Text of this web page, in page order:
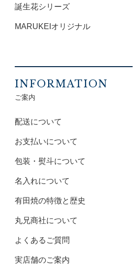
誕生花シリーズ
MARUKEIオリジナル
INFORMATION
ご案内
配送について
お支払いについて
包装・熨斗について
名入れについて
有田焼の特徴と歴史
丸兄商社について
よくあるご質問
実店舗のご案内